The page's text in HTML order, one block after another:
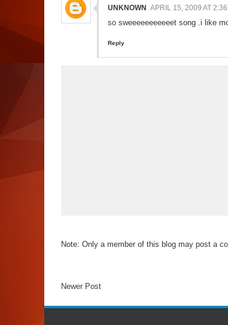
UNKNOWN APRIL 15, 2009 AT 2:36
so sweeeeeeeeeeet song .i like
Reply
Note: Only a member of this blog may post a
Newer Post